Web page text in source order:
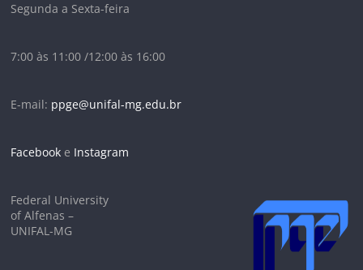
Segunda a Sexta-feira
7:00 às 11:00 /12:00 às 16:00
E-mail: ppge@unifal-mg.edu.br
Facebook e Instagram
Federal University
of Alfenas –
UNIFAL-MG